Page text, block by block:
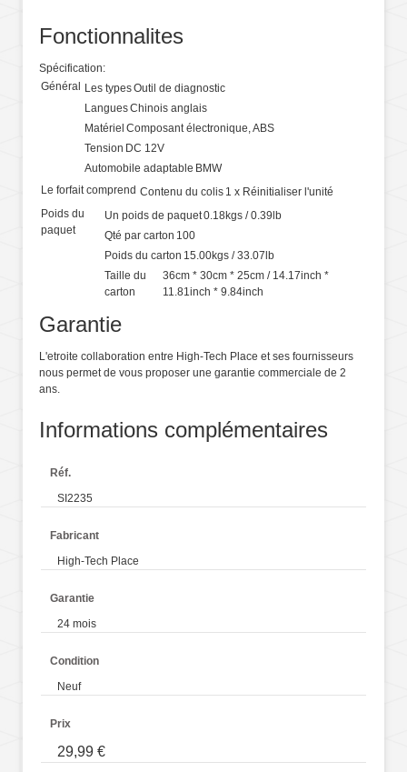
Fonctionnalites
Spécification:
Général
Les typesOutil de diagnostic
LanguesChinois anglais
Matériel Composant électronique, ABS
Tension DC 12V
Automobile adaptable BMW
Le forfait comprend Contenu du colis 1 x Réinitialiser l'unité
Poids du
paquet
Un poids de paquet0.18kgs / 0.39lb
Qté par carton 100
Poids du carton 15.00kgs / 33.07lb
Taille du
carton
36cm * 30cm * 25cm / 14.17inch *
11.81inch * 9.84inch
Garantie
L'etroite collaboration entre High-Tech Place et ses fournisseurs
nous permet de vous proposer une garantie commerciale de 2
ans.
Informations complémentaires
Réf.
SI2235
Fabricant
High-Tech Place
Garantie
24 mois
Condition
Neuf
Prix
29,99 €